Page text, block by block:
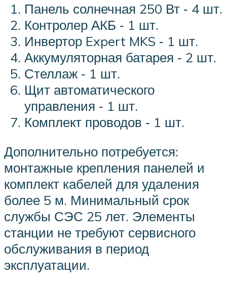
Панель солнечная 250 Вт ‑ 4 шт.
Контролер АКБ ‑ 1 шт.
Инвертор Expert MKS ‑ 1 шт.
Аккумуляторная батарея ‑ 2 шт.
Стеллаж ‑ 1 шт.
Щит автоматического
управления ‑ 1 шт.
Комплект проводов ‑ 1 шт.
Дополнительно потребуется:
монтажные крепления панелей и
комплект кабелей для удаления
более 5 м. Минимальный срок
службы СЭС 25 лет. Элементы
станции не требуют сервисного
обслуживания в период
эксплуатации.